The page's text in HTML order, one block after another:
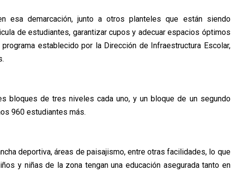
esa demarcación, junto a otros planteles que están siendo
de estudiantes, garantizar cupos y adecuar espacios óptimos
establecido por la Dirección de Infraestructura Escolar,
bloques de tres niveles cada uno, y un bloque de un segundo
960 estudiantes más.
deportiva, áreas de paisajismo, entre otras facilidades, lo que
y niñas de la zona tengan una educación asegurada tanto en